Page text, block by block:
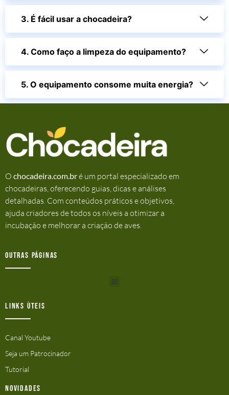
3. É fácil usar a chocadeira?
4. Como faço a limpeza do equipamento?
5. O equipamento consome muita energia?
O chocadeira.com.bré um portal especializado em
chocadeiras, oferecendo guias, dicas e análises
detalhadas. Com conteúdos práticos e objetivos,
ajuda criadores de todos os níveis a otimizar a
incubação e melhorar a criação de aves.
Outras Páginas
Links ùteis
Canal Youtube
Seja um Patrocinador
Tutorial
Novidades